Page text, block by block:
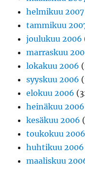
helmikuu 2007
tammikuu
joulukuu 2006
marraskuu
lokakuu 2006
syyskuu 2006
elokuu 2006
heinäkuu 2006
kesäkuu 2006
toukokuu 2006
huhtikuu 2006
maaliskuu